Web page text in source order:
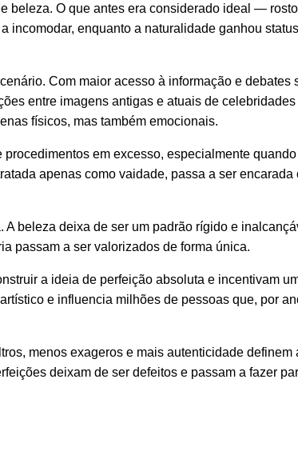
beleza. O que antes era considerado ideal —
enquanto a naturalidade ganhou
Com maior acesso à informação e debates
entre imagens antigas e atuais de
físicos, mas também emocionais.
em excesso, especialmente
apenas como vaidade, passa a ser encarada
beleza deixa de ser um padrão rígido e
passam a ser valorizados de forma única.
a ideia de perfeição absoluta e incentivam
e influencia milhões de pessoas que, por
menos exageros e mais autenticidade definem
deixam de ser defeitos e passam a fazer